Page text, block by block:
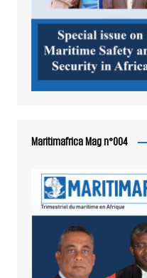
Maritimafrica Mag n°004